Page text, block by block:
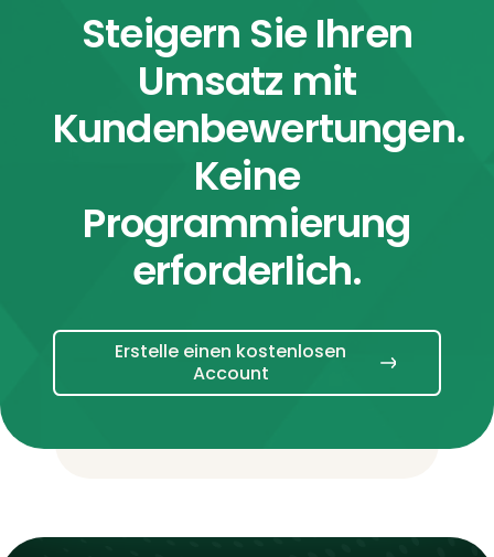
Steigern Sie Ihren
Umsatz mit
Kundenbewertungen.
Keine
Programmierung
erforderlich.
Erstelle einen kostenlosen
Account